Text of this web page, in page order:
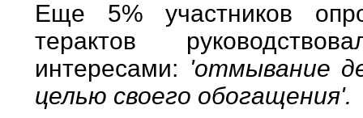
Еще 5% участников
терактов
интересами: 'отмывание
целью своего обогащения'.